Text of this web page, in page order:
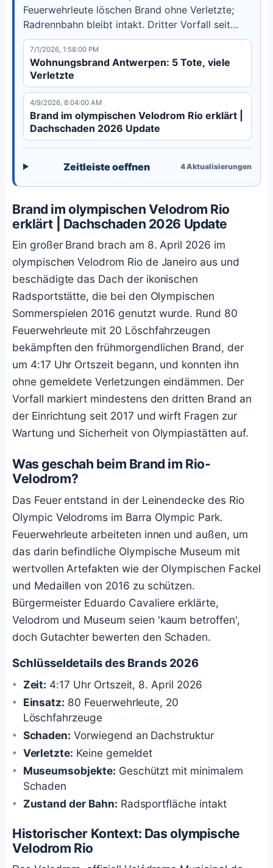
Feuerwehrleute löschen Brand ohne Verletzte;
Radrennbahn bleibt intakt. Dritter Vorfall seit
2017.
7/1/2026, 1:58:00 PM
Wohnungsbrand Antwerpen: 5 Tote, viele
Verletzte
4/9/2026, 8:04:00 AM
Brand im olympischen Velodrom Rio erklärt |
Dachschaden 2026 Update
Zeitleiste oeffnen 4Aktualisierungen
Brand im olympischen Velodrom Rio
erklärt | Dachschaden 2026 Update
Ein großer Brand brach am 8. April 2026 im
olympischen Velodrom Rio de Janeiro aus und
beschädigte das Dach der ikonischen
Radsportstätte, die bei den Olympischen
Sommerspielen 2016 genutzt wurde. Rund 80
Feuerwehrleute mit 20 Löschfahrzeugen
bekämpften den frühmorgendlichen Brand, der
um 4:17 Uhr Ortszeit begann, und konnten ihn
ohne gemeldete Verletzungen eindämmen. Der
Vorfall markiert mindestens den dritten Brand an
der Einrichtung seit 2017 und wirft Fragen zur
Wartung und Sicherheit von Olympiastätten auf.
Was geschah beim Brand im Rio-
Velodrom?
Das Feuer entstand in der Leinendecke des Rio
Olympic Velodroms im Barra Olympic Park.
Feuerwehrleute arbeiteten innen und außen, um
das darin befindliche Olympische Museum mit
wertvollen Artefakten wie der Olympischen Fackel
und Medaillen von 2016 zu schützen.
Bürgermeister Eduardo Cavaliere erklärte,
Velodrom und Museum seien 'kaum betroffen',
doch Gutachter bewerten den Schaden.
Schlüsseldetails des Brands 2026
Zeit: 4:17 Uhr Ortszeit, 8. April 2026
Einsatz: 80 Feuerwehrleute, 20
Löschfahrzeuge
Schaden: Vorwiegend an Dachstruktur
Verletzte: Keine gemeldet
Museumsobjekte: Geschützt mit minimalem
Schaden
Zustand der Bahn: Radsportfläche intakt
Historischer Kontext: Das olympische
Velodrom Rio